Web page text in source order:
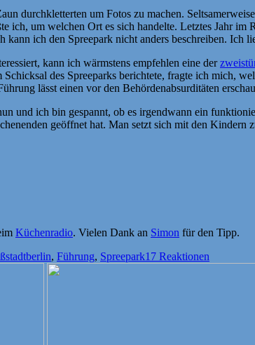
durchkletterten um Fotos zu machen.
ich, um welchen Ort es sich handelte. Letztes Jahr im
kann ich den Spreepark nicht anders beschreiben.
kann ich wärmstens empfehlen eine der
des Spreeparks berichtete, fragte ich mich,
lässt einen vor den Behördenabsurditäten
und ich bin gespannt, ob es irgendwann ein
geöffnet hat. Man setzt sich mit den
Küchenradio. Vielen Dank an Simon für den Tipp.
Schlagwörter
berlin, Führung, Spreepark17 Reaktionen